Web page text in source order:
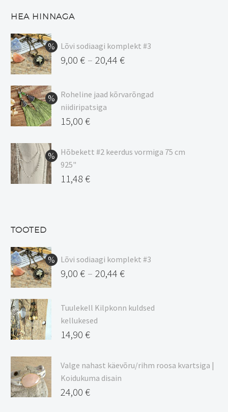
HEA HINNAGA
Lõvi sodiaagi komplekt #3
9,00 € – 20,44 €
9,00 €
kuni
20,44 €
Roheline jaad kõrvarõngad
niidiripatsiga
Algne
oli:
17,00 €.
15,00 €
hind
on:
15,00 €.
Hõbekett #2 keerdus vormiga 75 cm
925"
Algne
11,48 €
TOOTED
Lõvi sodiaagi komplekt #3
9,00 € – 20,44 €
9,00 €
kuni
20,44 €
Tuulekell Kilpkonn kuldsed
kellukesed
14,90 €
Valge nahast käevõru/rihm roosa kvartsiga |
Koidukuma disain
24,00 €